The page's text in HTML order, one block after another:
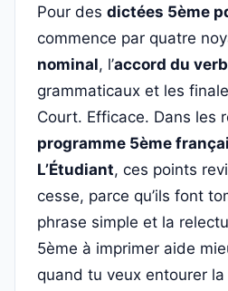
Pour des dictées 5ème
commence par quatre
nominal, l’accord du
grammaticaux et les
Court. Efficace. Dans les
programme 5ème
L’Étudiant, ces points
cesse, parce qu’ils font
phrase simple et la
5ème à imprimer aide
quand tu veux entourer la